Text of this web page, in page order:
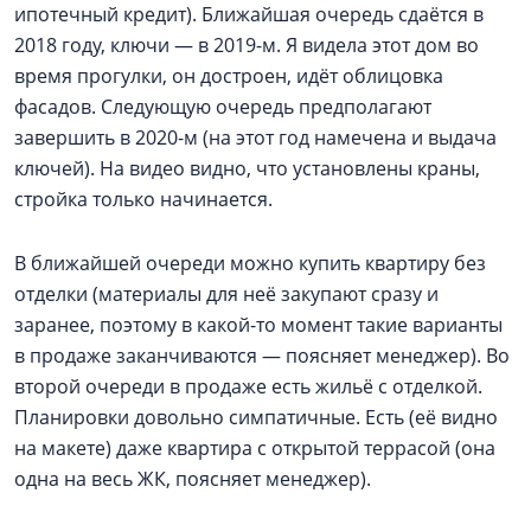
ипотечный кредит). Ближайшая очередь сдаётся в
2018 году, ключи — в 2019-м. Я видела этот дом во
время прогулки, он достроен, идёт облицовка
фасадов. Следующую очередь предполагают
завершить в 2020-м (на этот год намечена и выдача
ключей). На видео видно, что установлены краны,
стройка только начинается.
В ближайшей очереди можно купить квартиру без
отделки (материалы для неё закупают сразу и
заранее, поэтому в какой-то момент такие варианты
в продаже заканчиваются — поясняет менеджер). Во
второй очереди в продаже есть жильё с отделкой.
Планировки довольно симпатичные. Есть (её видно
на макете) даже квартира с открытой террасой (она
одна на весь ЖК, поясняет менеджер).